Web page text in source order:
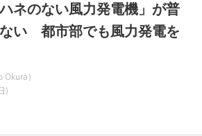
ネのない風力発電機」が普
い 都市部でも風力発電を
Okura
)